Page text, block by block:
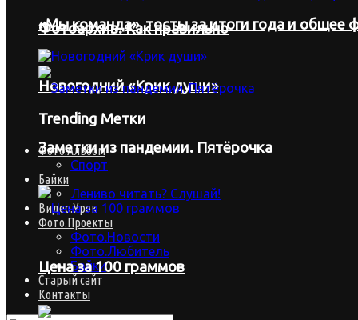
«Мы команда», тосты за итоги года и общее
Новогодний «Крик души»
Trending Метки
Фото.Альбом
Спорт
Байки
Лениво читать? Слушай!
Видео.Урок
Фото.Проекты
Фото.Новости
Фото.Любитель
Байки
Старый сайт
Контакты
Фотоархив. Как правильно
Заметки из пандемии. Пятёрочка
Цена за 100 граммов